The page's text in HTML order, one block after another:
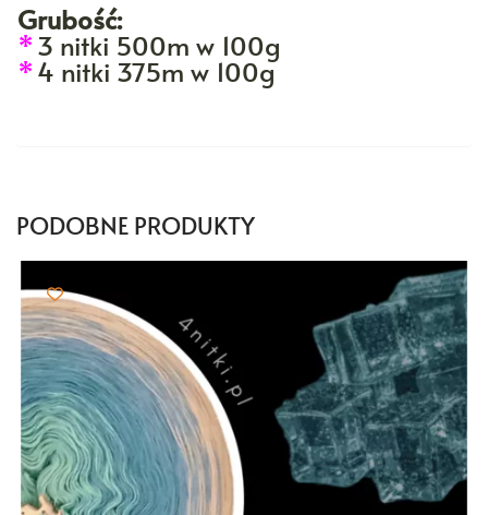
Grubość:
*3 nitki 500m w 100g
*4 nitki 375m w 100g
PODOBNE PRODUKTY